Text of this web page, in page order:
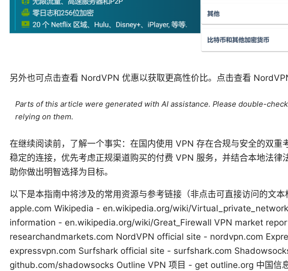
另外也可点击查看 NordVPN 优惠以获取更高性价比。点击查看
Parts of this article were generated with AI assistance. Please double-
relying on them.
在继续阅读前，了解一个事实：在国内使用 VPN 存在合规与安全的双重
稳定的连接，优先考虑正规渠道购买的付费 VPN 服务，并结合本地法律
助你做出明智选择为目标。
以下是本指南中将涉及的常用资源与参考链接（非点击可直接访问的文
apple.com Wikipedia - en.wikipedia.org/wiki/
information - en.wikipedia.org/wiki/Great_Firewall VPN market
researchandmarkets.com NordVPN official site - nordvpn.com
expressvpn.com Surfshark official site - surfshark.com
github.com/shadowsocks Outline VPN 项目 - get outline.org 中国信